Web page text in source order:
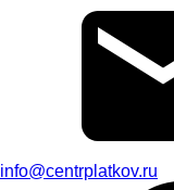
info@centrplatkov.ru